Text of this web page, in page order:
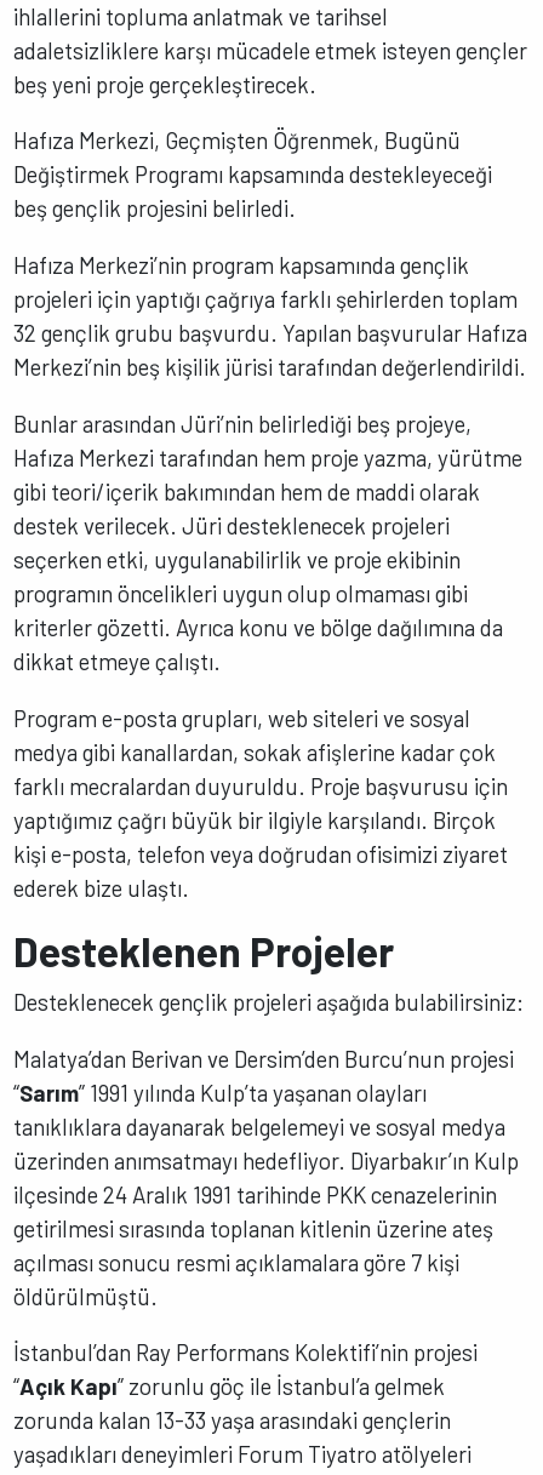
ihlallerini topluma anlatmak ve tarihsel
adaletsizliklere karşı mücadele etmek isteyen gençler
beş yeni proje gerçekleştirecek.
Hafıza Merkezi, Geçmişten Öğrenmek, Bugünü
Değiştirmek Programı kapsamında destekleyeceği
beş gençlik projesini belirledi.
Hafıza Merkezi’nin program kapsamında gençlik
projeleri için yaptığı çağrıya farklı şehirlerden toplam
32 gençlik grubu başvurdu. Yapılan başvurular Hafıza
Merkezi’nin beş kişilik jürisi tarafından değerlendirildi.
Bunlar arasından Jüri’nin belirlediği beş projeye,
Hafıza Merkezi tarafından hem proje yazma, yürütme
gibi teori/içerik bakımından hem de maddi olarak
destek verilecek. Jüri desteklenecek projeleri
seçerken etki, uygulanabilirlik ve proje ekibinin
programın öncelikleri uygun olup olmaması gibi
kriterler gözetti. Ayrıca konu ve bölge dağılımına da
dikkat etmeye çalıştı.
Program e-posta grupları, web siteleri ve sosyal
medya gibi kanallardan, sokak afişlerine kadar çok
farklı mecralardan duyuruldu. Proje başvurusu için
yaptığımız çağrı büyük bir ilgiyle karşılandı. Birçok
kişi e-posta, telefon veya doğrudan ofisimizi ziyaret
ederek bize ulaştı.
Desteklenen Projeler
Desteklenecek gençlik projeleri aşağıda bulabilirsiniz:
Malatya’dan Berivan ve Dersim’den Burcu’nun projesi
“Sarım” 1991 yılında Kulp’ta yaşanan olayları
tanıklıklara dayanarak belgelemeyi ve sosyal medya
üzerinden anımsatmayı hedefliyor. Diyarbakır’ın Kulp
ilçesinde 24 Aralık 1991 tarihinde PKK cenazelerinin
getirilmesi sırasında toplanan kitlenin üzerine ateş
açılması sonucu resmi açıklamalara göre 7 kişi
öldürülmüştü.
İstanbul’dan Ray Performans Kolektifi’nin projesi
“Açık Kapı” zorunlu göç ile İstanbul’a gelmek
zorunda kalan 13-33 yaşa arasındaki gençlerin
yaşadıkları deneyimleri Forum Tiyatro atölyeleri